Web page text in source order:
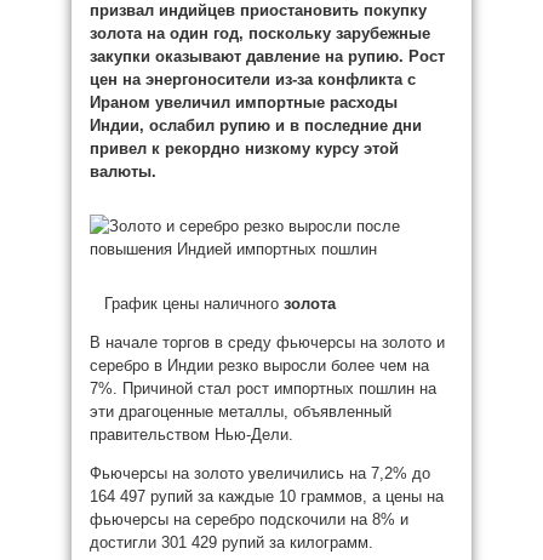
призвал индийцев приостановить покупку
золота на один год, поскольку зарубежные
закупки оказывают давление на рупию. Рост
цен на энергоносители из-за конфликта с
Ираном увеличил импортные расходы
Индии, ослабил рупию и в последние дни
привел к рекордно низкому курсу этой
валюты.
График цены наличного золота
В начале торгов в среду фьючерсы на золото и
серебро в Индии резко выросли более чем на
7%. Причиной стал рост импортных пошлин на
эти драгоценные металлы, объявленный
правительством Нью-Дели.
Фьючерсы на золото увеличились на 7,2% до
164 497 рупий за каждые 10 граммов, а цены на
фьючерсы на серебро подскочили на 8% и
достигли 301 429 рупий за килограмм.